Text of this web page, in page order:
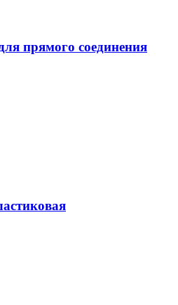
прямого соединения